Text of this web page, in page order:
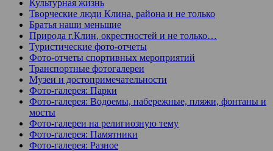
Культурная жизнь
Творческие люди Клина, района и не только
Братья наши меньшие
Природа г.Клин, окрестностей и не только…
Туристические фото-отчеты
Фото-отчеты спортивных мероприятий
Транспортные фотогалереи
Музеи и достопримечательности
Фото-галерея: Парки
Фото-галерея: Водоемы, набережные, пляжи, фонтаны и
мосты
Фото-галереи на религиозную тему
Фото-галерея: Памятники
Фото-галерея: Разное